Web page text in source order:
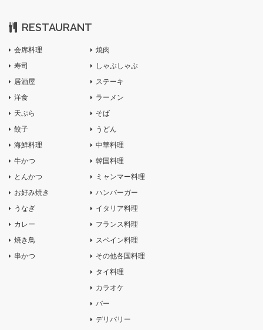
RESTAURANT
会席料理
寿司
居酒屋
洋食
天ぷら
餃子
海鮮料理
牛かつ
とんかつ
お好み焼き
うなぎ
カレー
焼き鳥
串かつ
焼肉
しゃぶしゃぶ
ステーキ
ラーメン
そば
うどん
中華料理
韓国料理
ミャンマー料理
ハンバーガー
イタリア料理
フランス料理
スペイン料理
その他各国料理
タイ料理
カラオケ
バー
デリバリー